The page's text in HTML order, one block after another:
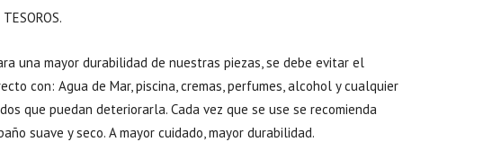
una mayor durabilidad de nuestras piezas, se debe evitar el
con: Agua de Mar, piscina, cremas, perfumes, alcohol y cualquier
que puedan deteriorarla. Cada vez que se use se recomienda
suave y seco. A mayor cuidado, mayor durabilidad.